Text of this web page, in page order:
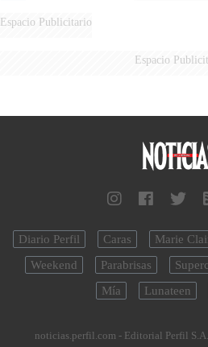
Espacio Publicitario
Espacio
Diario Perfil Caras Marie
Weekend
Parabrisas
Mía
Lunateen
noticias.perfil.com - Editorial Perfil S.A.